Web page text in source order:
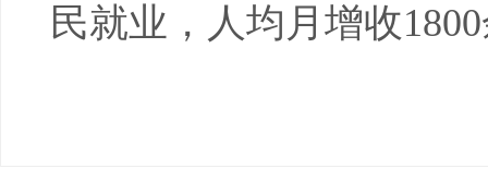
民就业，人均月增收